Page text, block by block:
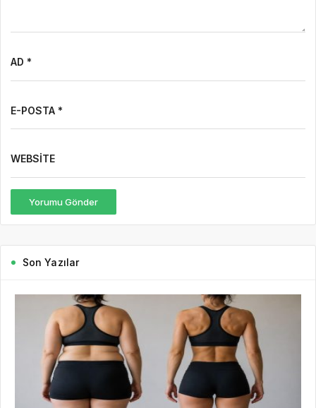
AD *
E-POSTA *
WEBSITE
Yorumu Gönder
Son Yazılar